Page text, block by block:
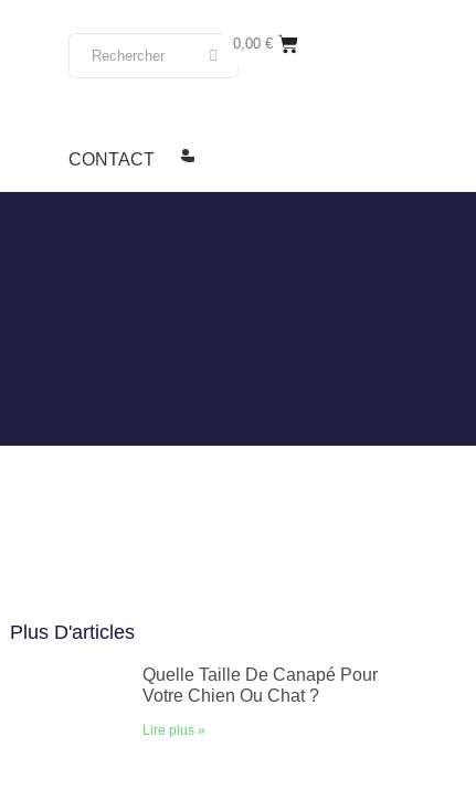
0,00 €
CONTACT
Plus D'articles
Quelle Taille De Canapé Pour
Votre Chien Ou Chat ?
Lire plus »